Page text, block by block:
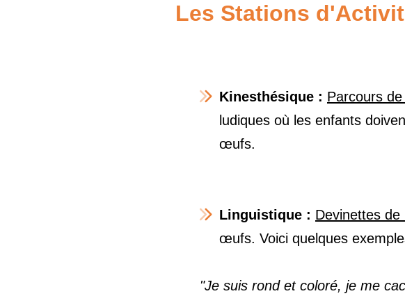
Les Stations
Kinesthésique : Parcours
ludiques où les enfants
œufs.
Linguistique : Devinettes de
œufs. Voici quelques
"Je suis rond et coloré, je me